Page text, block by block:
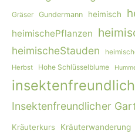
Gräser Gundermann heimisch
heimischePflanzen
heimischeStauden
Herbst Hohe Schlüsselblume
insektenfreundlich
Insektenfreundlicher
Kräuterkurs Kräuterwanderung